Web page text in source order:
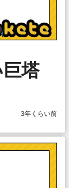
塔
3年くらい前